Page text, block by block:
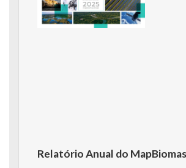
Relatório Anual do